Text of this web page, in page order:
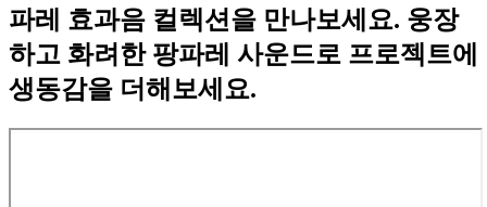
파레 효과음 컬렉션을 만나보세요. 웅장
하고 화려한 팡파레 사운드로 프로젝트에
생동감을 더해보세요.